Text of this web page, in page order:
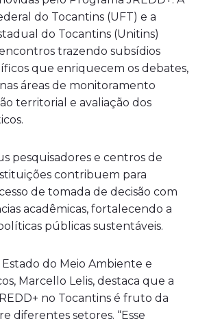
do Tocantins (UFT) e a
do Tocantins (Unitins)
trazendo subsídios
que enriquecem os debates,
áreas de monitoramento
territorial e avaliação dos
pesquisadores e centros de
contribuem para
de tomada de decisão com
acadêmicas, fortalecendo a
públicas sustentáveis.
do Meio Ambiente e
Marcello Lelis, destaca que a
no Tocantins é fruto da
diferentes setores. “Esse